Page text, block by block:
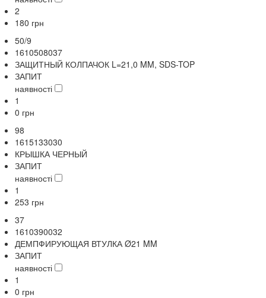
2
180 грн
50/9
1610508037
ЗАЩИТНЫЙ КОЛПАЧОК L=21,0 MM, SDS-TOP
ЗАПИТ
наявності
1
0 грн
98
1615133030
КРЫШКА ЧЕРНЫЙ
ЗАПИТ
наявності
1
253 грн
37
1610390032
ДЕМПФИРУЮЩАЯ ВТУЛКА Ø21 MM
ЗАПИТ
наявності
1
0 грн